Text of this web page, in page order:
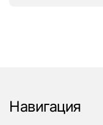
Навигация